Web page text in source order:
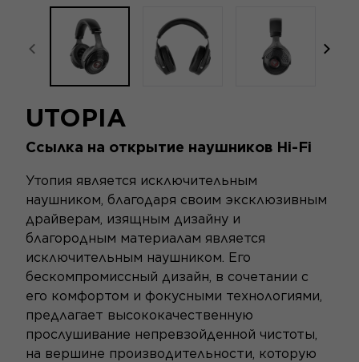
focal-naim-frontent::misc.prev_label
UTOPIA
Ссылка на открытие наушников Hi-Fi
Утопия является исключительным
наушником, благодаря своим эксклюзивным
драйверам, изящным дизайну и
благородным материалам является
исключительным наушником. Его
бескомпромиссный дизайн, в сочетании с
его комфортом и фокусными технологиями,
предлагает высококачественную
прослушивание непревзойденной чистоты,
на вершине производительности, которую